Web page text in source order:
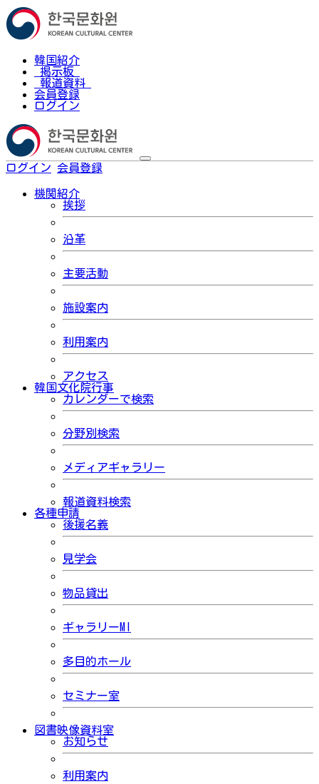
韓国紹介
掲示板
報道資料
会員登録
ログイン
ログイン 会員登録
機関紹介
挨拶
沿革
主要活動
施設案内
利用案内
アクセス
韓国文化院行事
カレンダーで検索
分野別検索
メディアギャラリー
報道資料検索
各種申請
後援名義
見学会
物品貸出
ギャラリーMI
多目的ホール
セミナー室
図書映像資料室
お知らせ
利用案内